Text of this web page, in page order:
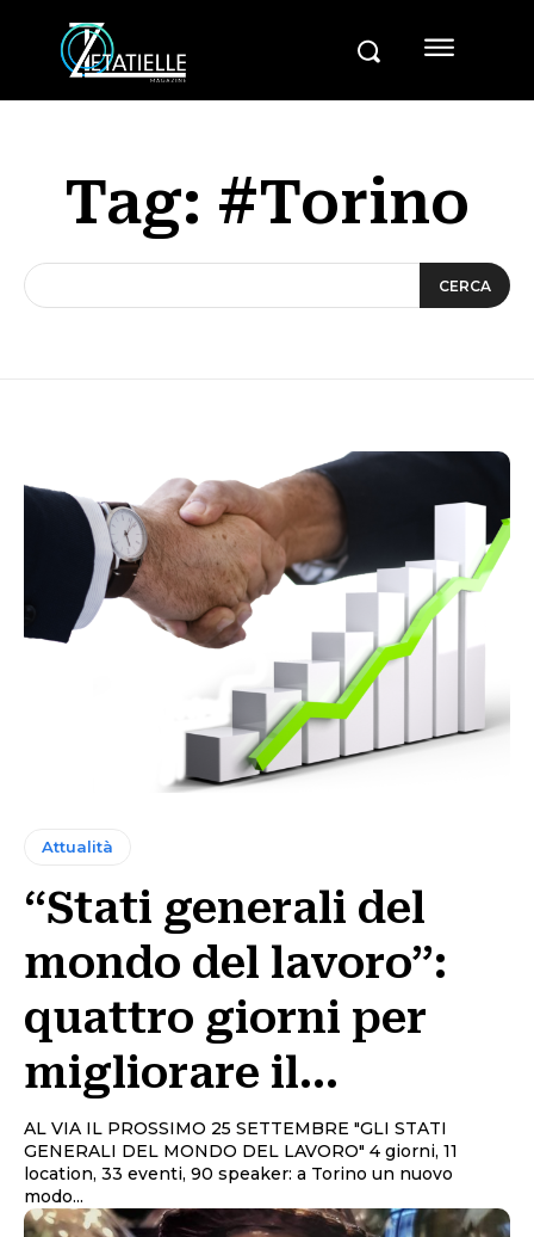
Tag: #Torino
CERCA
Attualità
“Stati generali del
mondo del lavoro”:
quattro giorni per
migliorare il…
AL VIA IL PROSSIMO 25 SETTEMBRE "GLI STATI
GENERALI DEL MONDO DEL LAVORO" 4 giorni, 11
location, 33 eventi, 90 speaker: a Torino un nuovo
modo...